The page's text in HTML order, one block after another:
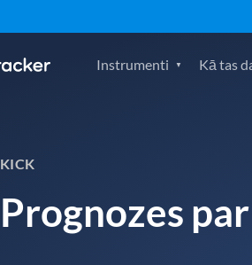
Instrumenti Kā tas
KICK
Prognozes